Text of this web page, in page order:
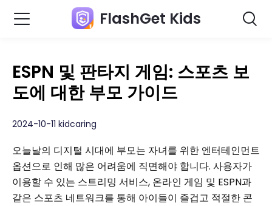
FlashGet Kids
ESPN 및 판타지 게임: 스포츠 보
도에 대한 부모 가이드
2024-10-11 kidcaring
오늘날의 디지털 시대에 부모는 자녀를 위한 엔터테인먼트
옵션으로 인해 많은 어려움에 직면해야 합니다. 사용자가
이용할 수 있는 스트리밍 서비스, 온라인 게임 및 ESPN과
같은 스포츠 네트워크를 통해 아이들이 즐겁고 적절한 콘